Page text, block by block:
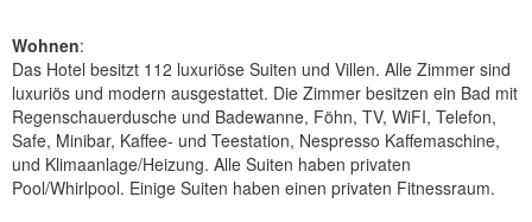
Wohnen:
Das Hotel besitzt 112 luxuriöse Suiten und Villen. Alle Zimmer sind
luxuriös und modern ausgestattet. Die Zimmer besitzen ein Bad mit
Regenschauerdusche und Badewanne, Föhn, TV, WiFI, Telefon,
Safe, Minibar, Kaffee- und Teestation, Nespresso Kaffemaschine,
und Klimaanlage/Heizung. Alle Suiten haben privaten
Pool/Whirlpool. Einige Suiten haben einen privaten Fitnessraum.